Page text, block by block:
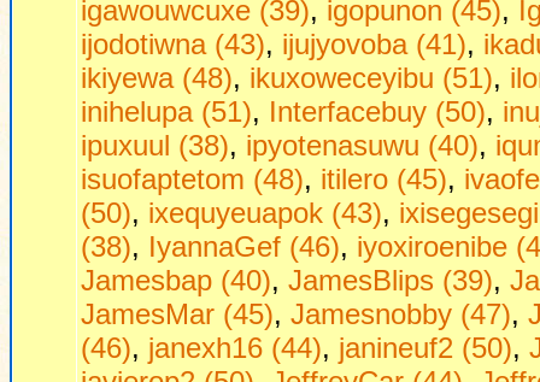
igawouwcuxe (39), igopunon (45),
ijodotiwna (43), ijujyovoba (41),
ikiyewa (48), ikuxoweceyibu (51),
inihelupa (51), Interfacebuy (50),
ipuxuul (38), ipyotenasuwu (40),
isuofaptetom (48), itilero (45),
(50), ixequyeuapok (43),
(38), IyannaGef (46), iyoxiroenibe
Jamesbap (40), JamesBlips (39),
JamesMar (45), Jamesnobby (47),
(46), janexh16 (44), janineuf2 (50),